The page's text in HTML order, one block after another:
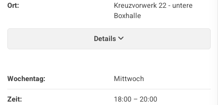
Ort:
Kreuzvorwerk 22 - untere
Boxhalle
Details
Wochentag:
Mittwoch
Zeit:
18:00 – 20:00